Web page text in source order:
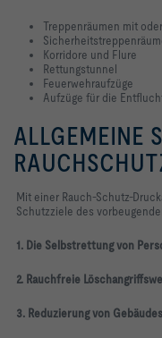
Treppenräumen mit
Korridore und Flure
Rettungstunnel
Feuerwehraufzüge
Aufzüge für die
ALLGEMEINE
Mit einer Rauch-Schutz-
Schutzziele des
1. Die Selbstrettung von
2. Rauchfreie
3. Reduzierung von